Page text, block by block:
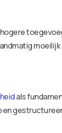
moeilijk
als
en